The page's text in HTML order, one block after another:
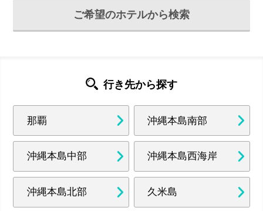
ご希望のホテルから検索
行き先から探す
那覇 沖縄本島南部
沖縄本島中部 沖縄本島西海岸
沖縄本島北部 久米島